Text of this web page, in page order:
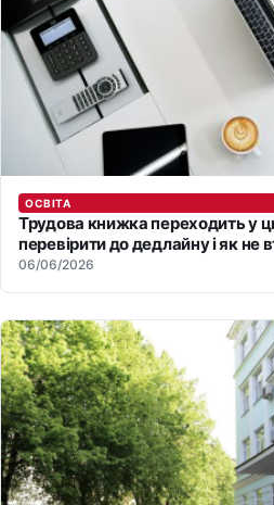
ОСВІТА
Трудова книжка переходить у
перевірити до дедлайну і як не
06/06/2026